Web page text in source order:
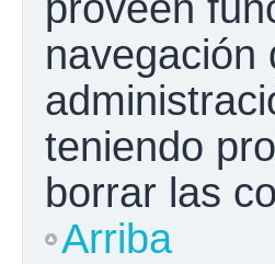
navegación
teniendo
borrar las
Arriba